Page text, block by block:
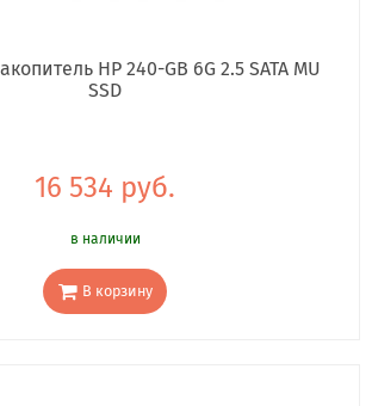
HP 240-GB 6G 2.5 SATA MU
SSD
16 534 руб.
в наличии
В корзину